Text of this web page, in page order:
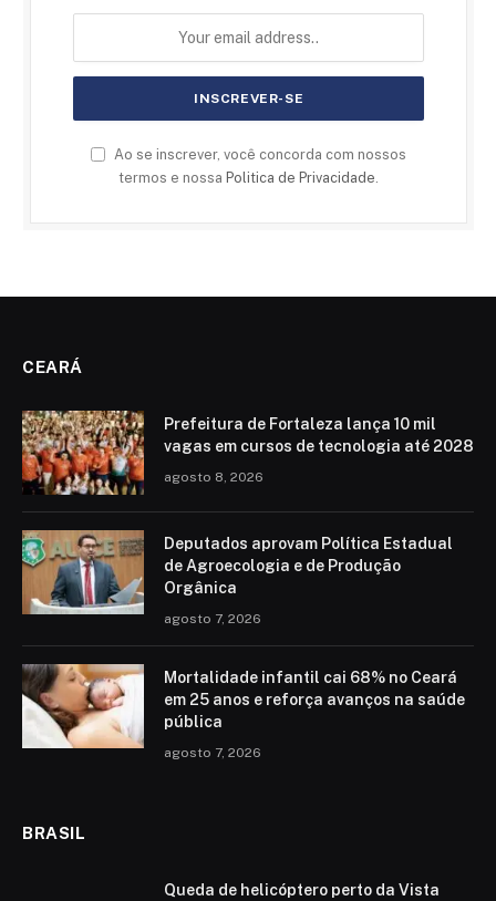
Ao se inscrever, você concorda com nossos
termos e nossa Politica de Privacidade
CEARÁ
Prefeitura de Fortaleza lança 10 mil
vagas em cursos de tecnologia até 2028
agosto 8, 2026
Deputados aprovam Política Estadual
de Agroecologia e de Produção
Orgânica
agosto 7, 2026
Mortalidade infantil cai 68% no Ceará
em 25 anos e reforça avanços na saúde
pública
agosto 7, 2026
BRASIL
Queda de helicóptero perto da Vista